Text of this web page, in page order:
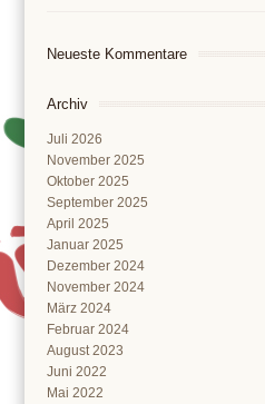
Neueste Kommentare
Archiv
Juli 2026
November 2025
Oktober 2025
September 2025
April 2025
Januar 2025
Dezember 2024
November 2024
März 2024
Februar 2024
August 2023
Juni 2022
Mai 2022